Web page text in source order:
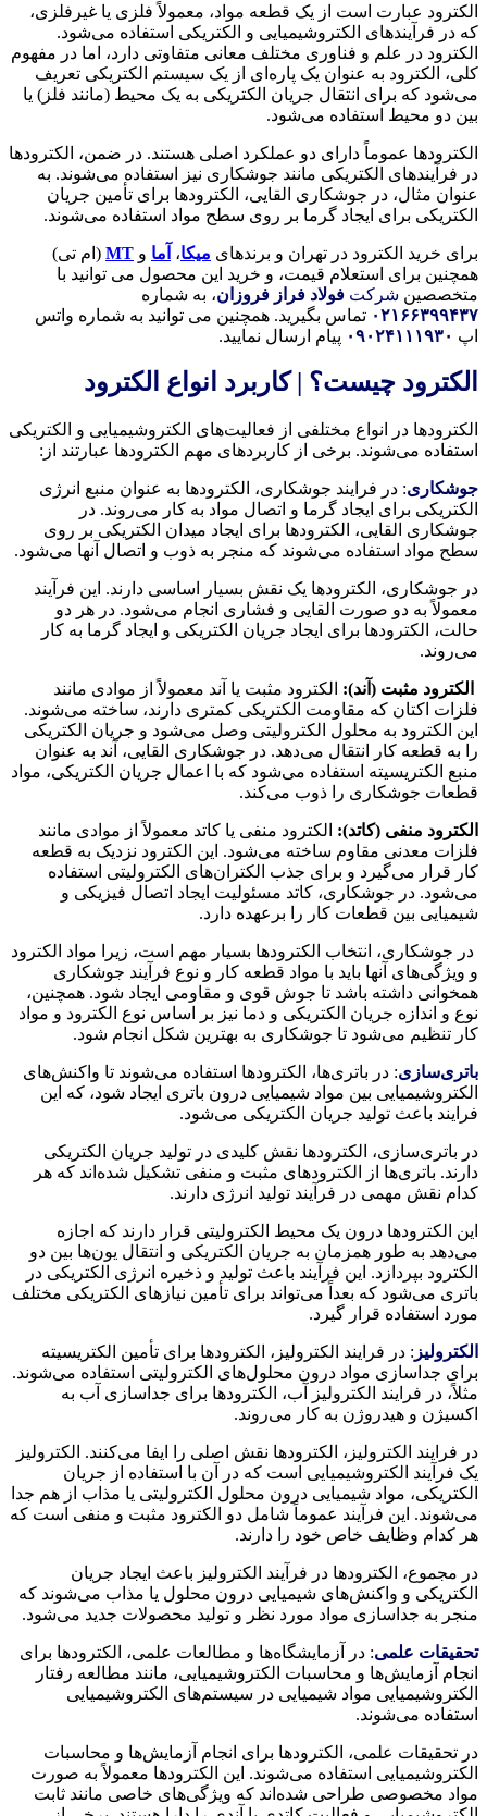
الکترود عبارت است از یک قطعه مواد، معمولاً فلزی یا غیرفلزی،
که در فرآیندهای الکتروشیمیایی و الکتریکی استفاده می‌شود.
الکترود در علم و فناوری مختلف معانی متفاوتی دارد، اما در مفهوم
کلی، الکترود به عنوان یک پاره‌ای از یک سیستم الکتریکی تعریف
می‌شود که برای انتقال جریان الکتریکی به یک محیط (مانند فلز) یا
بین دو محیط استفاده می‌شود.
الکترود‌ها عموماً دارای دو عملکرد اصلی هستند. در ضمن، الکترودها
در فرآیندهای الکتریکی مانند جوشکاری نیز استفاده می‌شوند. به
عنوان مثال، در جوشکاری القایی، الکترودها برای تأمین جریان
الکتریکی برای ایجاد گرما بر روی سطح مواد استفاده می‌شوند.
برای خرید الکترود در تهران و برندهای میکا، آما و MT (ام تی)
همچنین برای استعلام قیمت، و خرید این محصول می توانید با
متخصصین شرکت فولاد فراز فروزان، به شماره
۰۲۱۶۶۳۹۹۴۳۷ تماس بگیرید. همچنین می توانید به شماره واتس
اپ ۰۹۰۲۴۱۱۱۹۳۰ پیام ارسال نمایید.
الکترود چیست؟ | کاربرد انواع الکترود
الکترودها در انواع مختلفی از فعالیت‌های الکتروشیمیایی و الکتریکی
استفاده می‌شوند. برخی از کاربردهای مهم الکترودها عبارتند از:
جوشکاری: در فرایند جوشکاری، الکترودها به عنوان منبع انرژی
الکتریکی برای ایجاد گرما و اتصال مواد به کار می‌روند. در
جوشکاری القایی، الکترودها برای ایجاد میدان الکتریکی بر روی
سطح مواد استفاده می‌شوند که منجر به ذوب و اتصال آنها می‌شود.
در جوشکاری، الکترودها یک نقش بسیار اساسی دارند. این فرآیند
معمولاً به دو صورت القایی و فشاری انجام می‌شود. در هر دو
حالت، الکترودها برای ایجاد جریان الکتریکی و ایجاد گرما به کار
می‌روند.
الکترود مثبت (آند): الکترود مثبت یا آند معمولاً از موادی مانند
فلزات اکتان که مقاومت الکتریکی کمتری دارند، ساخته می‌شوند.
این الکترود به محلول الکترولیتی وصل می‌شود و جریان الکتریکی
را به قطعه کار انتقال می‌دهد. در جوشکاری القایی، آند به عنوان
منبع الکتریسیته استفاده می‌شود که با اعمال جریان الکتریکی، مواد
قطعات جوشکاری را ذوب می‌کند.
الکترود منفی (کاتد): الکترود منفی یا کاتد معمولاً از موادی مانند
فلزات معدنی مقاوم ساخته می‌شود. این الکترود نزدیک به قطعه
کار قرار می‌گیرد و برای جذب الکتران‌های الکترولیتی استفاده
می‌شود. در جوشکاری، کاتد مسئولیت ایجاد اتصال فیزیکی و
شیمیایی بین قطعات کار را برعهده دارد.
در جوشکاری، انتخاب الکترودها بسیار مهم است، زیرا مواد الکترود
و ویژگی‌های آنها باید با مواد قطعه کار و نوع فرآیند جوشکاری
همخوانی داشته باشد تا جوش قوی و مقاومی ایجاد شود. همچنین،
نوع و اندازه جریان الکتریکی و دما نیز بر اساس نوع الکترود و مواد
کار تنظیم می‌شود تا جوشکاری به بهترین شکل انجام شود.
باتری‌سازی: در باتری‌ها، الکترودها استفاده می‌شوند تا واکنش‌های
الکتروشیمیایی بین مواد شیمیایی درون باتری ایجاد شود، که این
فرایند باعث تولید جریان الکتریکی می‌شود.
در باتری‌سازی، الکترودها نقش کلیدی در تولید جریان الکتریکی
دارند. باتری‌ها از الکترودهای مثبت و منفی تشکیل شده‌اند که هر
کدام نقش مهمی در فرآیند تولید انرژی دارند.
این الکترودها درون یک محیط الکترولیتی قرار دارند که اجازه
می‌دهد به طور همزمان به جریان الکتریکی و انتقال یون‌ها بین دو
الکترود بپردازد. این فرآیند باعث تولید و ذخیره انرژی الکتریکی در
باتری می‌شود که بعداً می‌تواند برای تأمین نیازهای الکتریکی مختلف
مورد استفاده قرار گیرد.
الکترولیز : در فرایند الکترولیز، الکترودها برای تأمین الکتریسیته
برای جداسازی مواد درون محلول‌های الکترولیتی استفاده می‌شوند.
مثلاً، در فرایند الکترولیز آب، الکترودها برای جداسازی آب به
اکسیژن و هیدروژن به کار می‌روند.
در فرایند الکترولیز، الکترودها نقش اصلی را ایفا می‌کنند. الکترولیز
یک فرآیند الکتروشیمیایی است که در آن با استفاده از جریان
الکتریکی، مواد شیمیایی درون محلول الکترولیتی یا مذاب از هم جدا
می‌شوند. این فرآیند عموماً شامل دو الکترود مثبت و منفی است که
هر کدام وظایف خاص خود را دارند.
در مجموع، الکترودها در فرآیند الکترولیز باعث ایجاد جریان
الکتریکی و واکنش‌های شیمیایی درون محلول یا مذاب می‌شوند که
منجر به جداسازی مواد مورد نظر و تولید محصولات جدید می‌شود.
تحقیقات علمی: در آزمایشگاه‌ها و مطالعات علمی، الکترودها برای
انجام آزمایش‌ها و محاسبات الکتروشیمیایی، مانند مطالعه رفتار
الکتروشیمیایی مواد شیمیایی در سیستم‌های الکتروشیمیایی
استفاده می‌شوند.
در تحقیقات علمی، الکترودها برای انجام آزمایش‌ها و محاسبات
الکتروشیمیایی استفاده می‌شوند. این الکترودها معمولاً به صورت
مواد مخصوصی طراحی شده‌اند که ویژگی‌های خاصی مانند ثابت